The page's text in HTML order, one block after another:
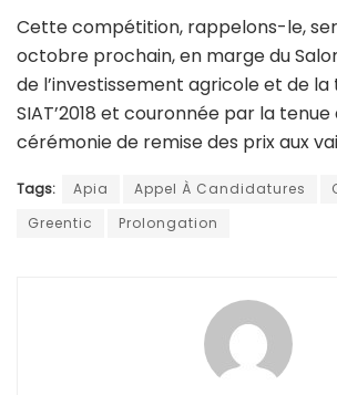
Cette compétition, rappelons-le,
octobre prochain, en marge du
de l’investissement agricole et de
SIAT’2018 et couronnée par la tenue
cérémonie de remise des prix aux
Tags: Apia Appel À Candidatures
Greentic
Prolongation